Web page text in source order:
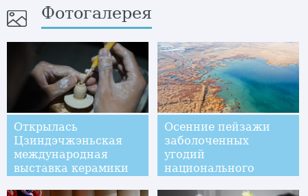
Фотогалерея
Открылась
Цзиндэчжэньская
международная
выставка керамики
Осенние пейзажи
заболоченных
угодий
национального